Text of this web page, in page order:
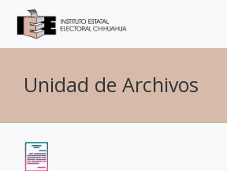
Unidad de Archivos